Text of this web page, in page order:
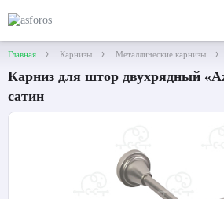
Главная Карнизы Металлические карнизы
Карниз для штор двухрядный
сатин